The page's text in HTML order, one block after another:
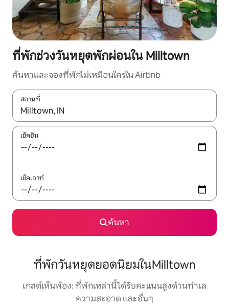
ที่พักช่วงวันหยุดพักผ่อนใน Milltown
ค้นหาและจองที่พักไม่เหมือนใครใน Airbnb
สถานที่
ใช้ลูกศรขึ้นลง หรือใช้การสัมผัสหรือปัด เพื่อสำรวจผลการค้นหา
เช็คอิน
เช็คเอาท์
ค้นหา
ที่พักวันหยุดยอดนิยมในMilltown
เกสต์เห็นพ้อง: ที่พักเหล่านี้ได้รับคะแนนสูงด้านทำเล
ความสะอาด และอื่นๆ